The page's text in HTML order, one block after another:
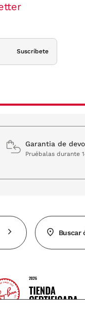
Suscríbete
Garantia de
Pruébalas durante
Buscar